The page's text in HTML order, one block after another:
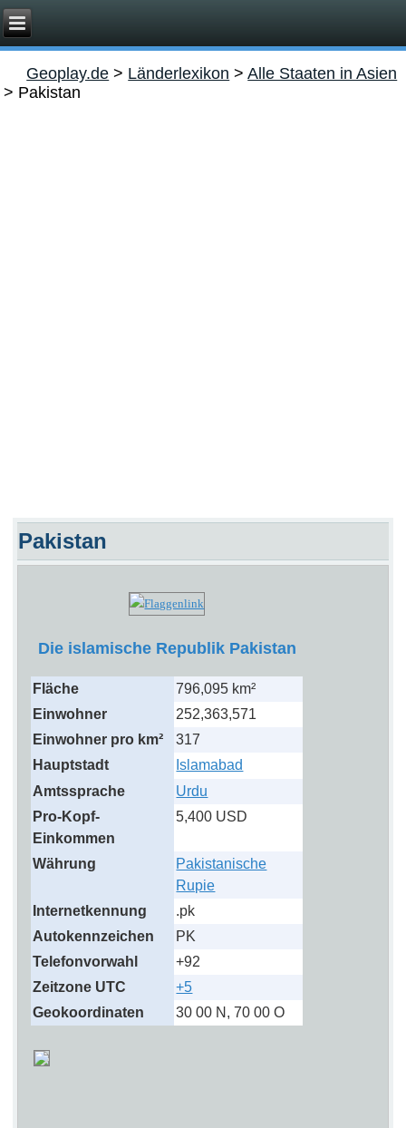
Geoplay.de > Länderlexikon >Alle Staaten in Asien
> Pakistan
Pakistan
Die islamische Republik Pakistan
Fläche
796,095 km²
Einwohner
252,363,571
Einwohner pro km²
317
Hauptstadt
Islamabad
Amtssprache
Urdu
Pro-Kopf-
Einkommen
5,400 USD
Währung
Pakistanische
Rupie
Internetkennung
.pk
Autokennzeichen
PK
Telefonvorwahl
+92
Zeitzone UTC
+5
Geokoordinaten
30 00 N, 70 00 O